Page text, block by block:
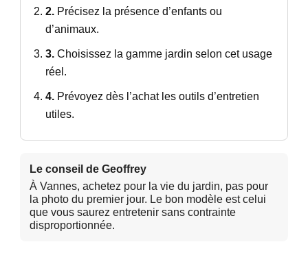
2. Précisez la présence d’enfants ou
d’animaux.
3. Choisissez la gamme jardin selon cet usage
réel.
4. Prévoyez dès l’achat les outils d’entretien
utiles.
Le conseil de Geoffrey
À Vannes, achetez pour la vie du jardin, pas pour
la photo du premier jour. Le bon modèle est celui
que vous saurez entretenir sans contrainte
disproportionnée.